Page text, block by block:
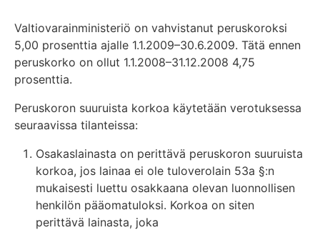
Valtiovarainministeriö on vahvistanut peruskoroksi
5,00 prosenttia ajalle 1.1.2009–30.6.2009. Tätä ennen
peruskorko on ollut 1.1.2008–31.12.2008 4,75
prosenttia.
Peruskoron suuruista korkoa käytetään verotuksessa
seuraavissa tilanteissa:
Osakaslainasta on perittävä peruskoron suuruista
korkoa, jos lainaa ei ole tuloverolain 53a §:n
mukaisesti luettu osakkaana olevan luonnollisen
henkilön pääomatuloksi. Korkoa on siten
perittävä lainasta, joka